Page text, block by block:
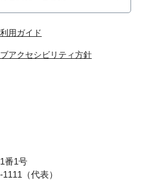
利用ガイド
アクセシビリティ方針
番1号
（代表）